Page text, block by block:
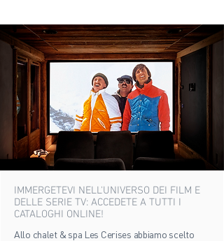
IMMERGETEVI NELL'UNIVERSO DEI FILM E
DELLE SERIE TV: ACCEDETE A TUTTI I
CATALOGHI ONLINE!
Allo chalet & spa Les Cerises abbiamo scelto